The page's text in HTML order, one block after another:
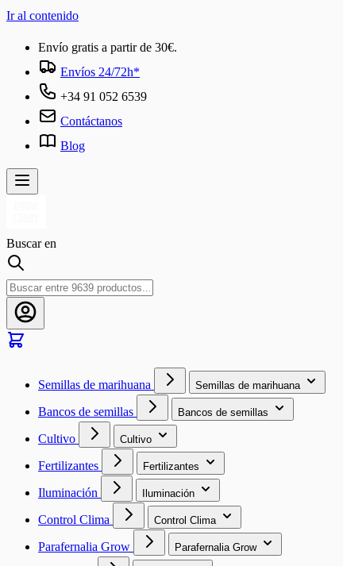
Ir al contenido
Envío gratis a partir de 30€.
Envíos 24/72h*
+34 91 052 6539
Contáctanos
Blog
Buscar en
Semillas de marihuana Semillas de marihuana
Bancos de semillas Bancos de semillas
Cultivo Cultivo
Fertilizantes Fertilizantes
Iluminación Iluminación
Control Clima Control Clima
Parafernalia Grow Parafernalia Grow